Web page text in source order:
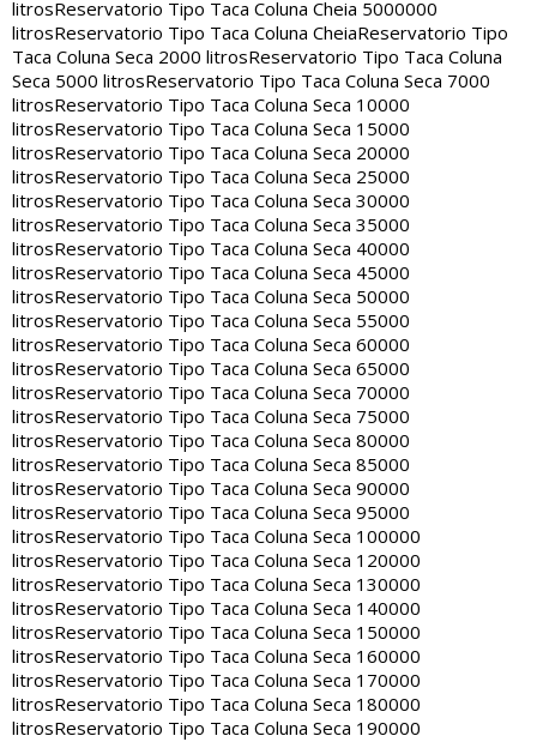
litrosReservatorio Tipo Taca Coluna Cheia 5000000
litrosReservatorio Tipo Taca Coluna CheiaReservatorio Tipo
Taca Coluna Seca 2000 litrosReservatorio Tipo Taca Coluna
Seca 5000 litrosReservatorio Tipo Taca Coluna Seca 7000
litrosReservatorio Tipo Taca Coluna Seca 10000
litrosReservatorio Tipo Taca Coluna Seca 15000
litrosReservatorio Tipo Taca Coluna Seca 20000
litrosReservatorio Tipo Taca Coluna Seca 25000
litrosReservatorio Tipo Taca Coluna Seca 30000
litrosReservatorio Tipo Taca Coluna Seca 35000
litrosReservatorio Tipo Taca Coluna Seca 40000
litrosReservatorio Tipo Taca Coluna Seca 45000
litrosReservatorio Tipo Taca Coluna Seca 50000
litrosReservatorio Tipo Taca Coluna Seca 55000
litrosReservatorio Tipo Taca Coluna Seca 60000
litrosReservatorio Tipo Taca Coluna Seca 65000
litrosReservatorio Tipo Taca Coluna Seca 70000
litrosReservatorio Tipo Taca Coluna Seca 75000
litrosReservatorio Tipo Taca Coluna Seca 80000
litrosReservatorio Tipo Taca Coluna Seca 85000
litrosReservatorio Tipo Taca Coluna Seca 90000
litrosReservatorio Tipo Taca Coluna Seca 95000
litrosReservatorio Tipo Taca Coluna Seca 100000
litrosReservatorio Tipo Taca Coluna Seca 120000
litrosReservatorio Tipo Taca Coluna Seca 130000
litrosReservatorio Tipo Taca Coluna Seca 140000
litrosReservatorio Tipo Taca Coluna Seca 150000
litrosReservatorio Tipo Taca Coluna Seca 160000
litrosReservatorio Tipo Taca Coluna Seca 170000
litrosReservatorio Tipo Taca Coluna Seca 180000
litrosReservatorio Tipo Taca Coluna Seca 190000